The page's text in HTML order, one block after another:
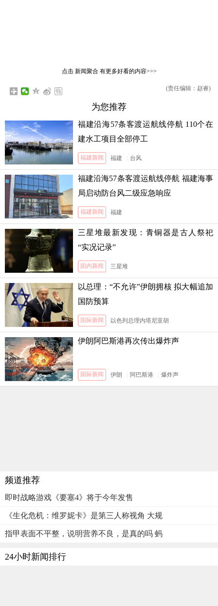
点击 新闻聚合有更多好看的内容>>>
(责任编辑：赵睿)
为您推荐
福建沿海57条客渡运航线停航 110个在
建水工项目全部停工
福建新闻 福建 台风
福建沿海57条客渡运航线停航 福建海事
局启动防台风二级应急响应
福建新闻 福建
三星堆最新发现：青铜器是古人祭祀
“实况记录”
国内新闻 三星堆
以总理：“不允许”伊朗拥核 拟大幅追加
国防预算
国际新闻 以色列总理内塔尼亚胡
伊朗阿巴斯港再次传出爆炸声
国际新闻 伊朗 阿巴斯港 爆炸声
频道推荐
即时战略游戏《要塞4》将于今年发售
《生化危机：维罗妮卡》是第三人称视角 大规
指甲表面不平整，说明营养不良，是真的吗 蚂
24小时新闻排行